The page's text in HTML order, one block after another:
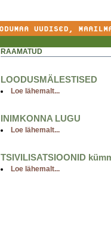
RAAMATUD
LOODUSMÄLESTISED
Loe lähemalt...
INIMKONNA LUGU
Loe lähemalt...
TSIVILISATSIOONID
Loe lähemalt...